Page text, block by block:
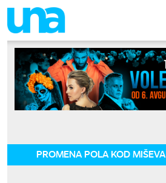
PROMENA POLA KOD MIŠEVA